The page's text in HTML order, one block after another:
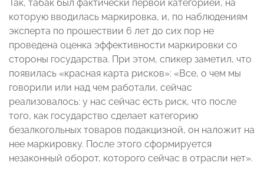
Так, табак был фактически первой категорией, на
которую вводилась маркировка, и, по наблюдениям
эксперта по прошествии 6 лет до сих пор не
проведена оценка эффективности маркировки со
стороны государства. При этом, спикер заметил, что
появилась «красная карта рисков»: «Все, о чем мы
говорили или над чем работали, сейчас
реализовалось: у нас сейчас есть риск, что после
того, как государство сделает категорию
безалкогольных товаров подакцизной, он наложит на
нее маркировку. После этого сформируется
незаконный оборот, которого сейчас в отрасли нет».